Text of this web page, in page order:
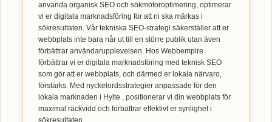
använda organisk SEO och sökmotoroptimering, optimerar
vi er digitala marknadsföring för att ni ska märkas i
sökresultaten. Vår tekniska SEO-strategi säkerställer att er
webbplats inte bara når ut till en större publik utan även
förbättrar användarupplevelsen. Hos Webbempire
förbättrar vi er digitala marknadsföring med teknisk SEO
som gör att er webbplats, och därmed er lokala närvaro,
förstärks. Med nyckelordsstrategier anpassade för den
lokala marknaden i Hylte , positionerar vi din webbplats för
maximal räckvidd och förbättrar effektivt er synlighet i